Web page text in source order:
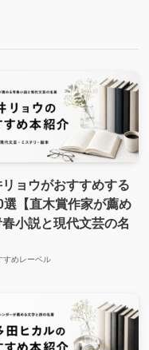
ョウがおすすめする
選【直木賞作家が薦め
春小説と現代文芸の名
すめレーベル